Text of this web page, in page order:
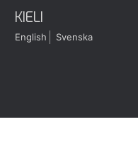
KIELI
English Svenska